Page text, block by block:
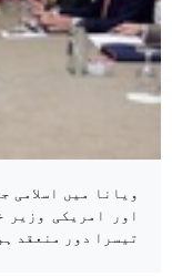
ویانا میں اسلامی
اور امریکی وزیر
تیسرا دور منعقد